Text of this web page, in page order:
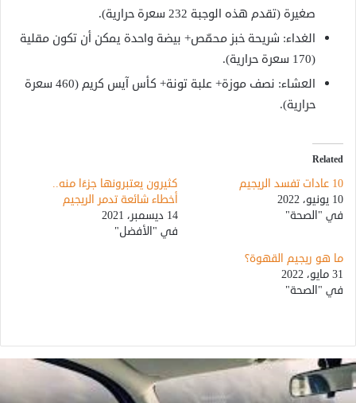
صغيرة (تقدم هذه الوجبة 232 سعرة حرارية).
الغداء: شريحة خبز محمّص+ بيضة واحدة يمكن أن تكون مقلية
(170 سعرة حرارية).
العشاء: نصف موزة+ علبة تونة+ كأس آيس كريم (460 سعرة
حرارية).
Related
10 عادات تفسد الريجيم
10 يونيو، 2022
في "الصحة"
كثيرون يعتبرونها جزءًا منه..
أخطاء شائعة تدمر الريجيم
14 ديسمبر، 2021
في "الأفضل"
ما هو ريجيم القهوة؟
31 مايو، 2022
في "الصحة"